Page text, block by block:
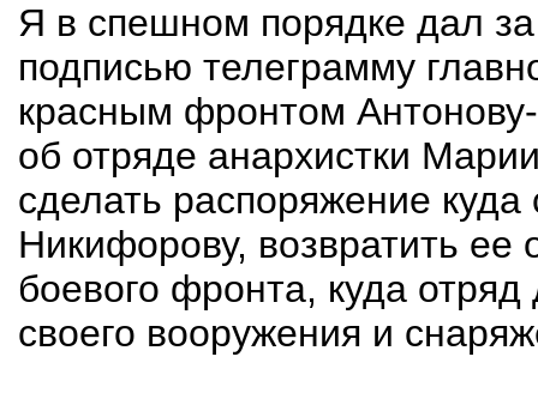
Я в спешном порядке дал
подписью телеграмму
красным фронтом
об отряде анархистки
сделать распоряжение
Никифорову, возвратить ее
боевого фронта, куда
своего вооружения и